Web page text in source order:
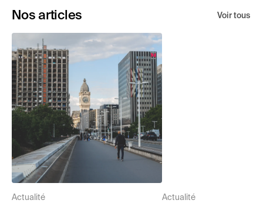
Nos articles Voir tous
Actualité Actualité